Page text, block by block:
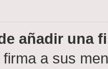
añadir una
a sus